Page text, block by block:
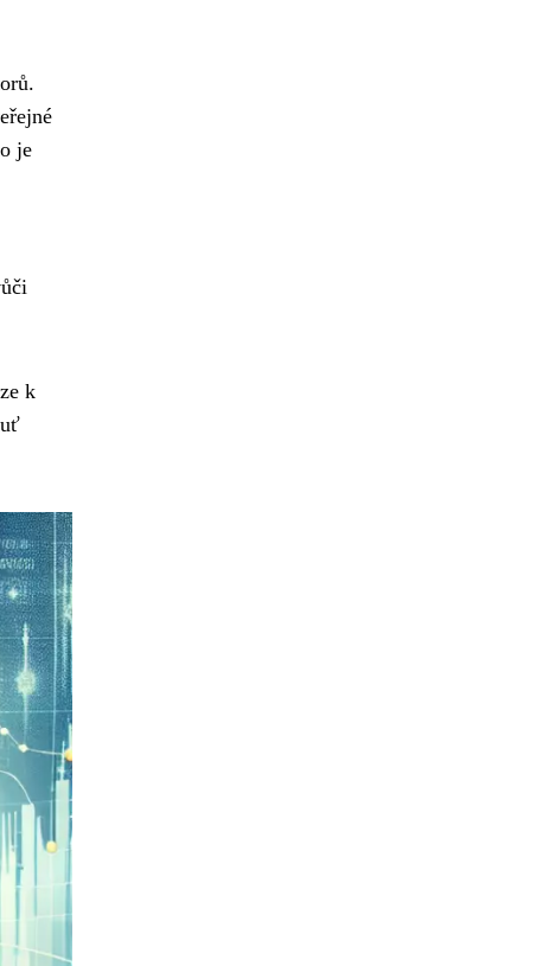
je
k